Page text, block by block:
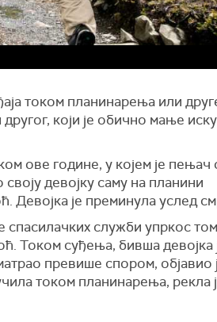
током планинарења или
који је обично мање
ове године, у којем је пењач
девојку саму на планини
Девојка је преминула услед
служби упркос
Током суђења, бивша девојка
превише спором, објавио
током планинарења, рекла